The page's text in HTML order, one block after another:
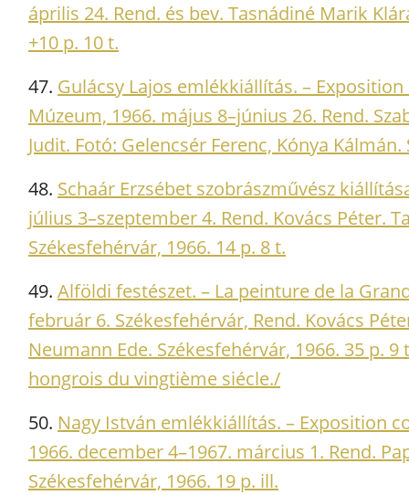
április 24. Rend. és bev. Tasnádiné Marik
+10 p. 10 t.
47. Gulácsy Lajos emlékkiállítás. –
Múzeum, 1966. május 8–június 26. Rend.
Judit. Fotó: Gelencsér Ferenc, Kónya
48. Schaár Erzsébet szobrászművész
július 3–szeptember 4. Rend. Kovács Péter.
Székesfehérvár, 1966. 14 p. 8 t.
49. Alföldi festészet. – La peinture de la
február 6. Székesfehérvár, Rend. Kovács
Neumann Ede. Székesfehérvár, 1966. 35 p.
hongrois du vingtième siécle./
50. Nagy István emlékkiállítás. – Exposition
1966. december 4–1967. március 1. Rend.
Székesfehérvár, 1966. 19 p. ill.